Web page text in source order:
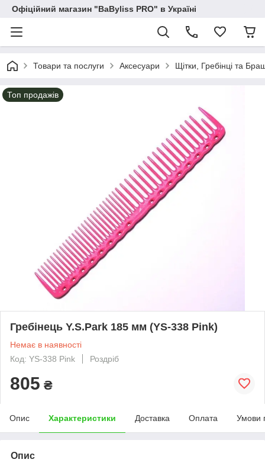
Офіційний магазин "BaByliss PRO" в Україні
Товари та послуги Аксесуари Щітки, Гребінці та
Топ продажів
Гребінець Y.S.Park 185 мм (YS-338 Pink)
Немає в наявності
Код: YS-338 Pink
Роздріб
805 ₴
Опис Характеристики Доставка Оплата Умови
Опис